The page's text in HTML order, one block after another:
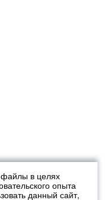
файлы в целях
опыта
данный сайт,
офертой (ст.435 ГК